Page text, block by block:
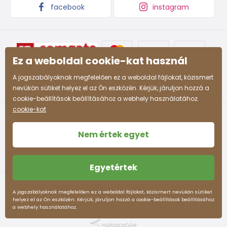
facebook instagram
pidilidi.hu © 2026. WebdesignLitvanyi.sk.
Ez a weboldal cookie-kat használ
A jogszabályoknak megfelelően ez a weboldal fájlokat, közismert
nevükön sütiket helyez el az Ön eszközén. Kérjük, járuljon hozzá a
cookie-beállítások beállításához a webhely használatához.
cookie-kat
Nem értek egyet
Egyetértek
A jogszabályoknak megfelelően ez a weboldal fájlokat, közismert nevükön sütiket
helyez el az Ön eszközén. Kérjük, járuljon hozzá a cookie-beállítások beállításához
a webhely használatához.